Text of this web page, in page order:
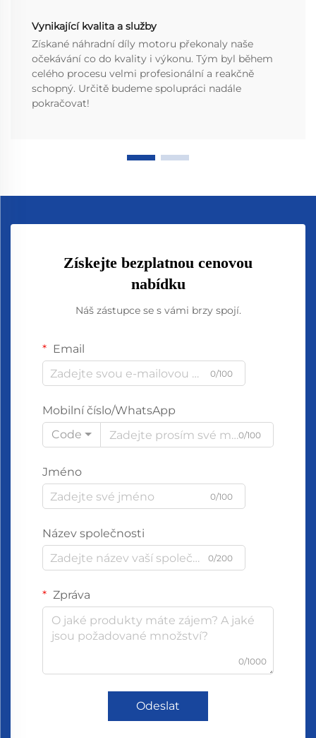
Vynikající kvalita a služby
Získané náhradní díly motoru překonaly naše
očekávání co do kvality i výkonu. Tým byl během
celého procesu velmi profesionální a reakčně
schopný. Určitě budeme spolupráci nadále
pokračovat!
Získejte bezplatnou cenovou
nabídku
Náš zástupce se s vámi brzy spojí.
Email
0/100
Mobilní číslo/WhatsApp
Code
0/100
Jméno
0/100
Název společnosti
0/200
Zpráva
0/1000
Odeslat